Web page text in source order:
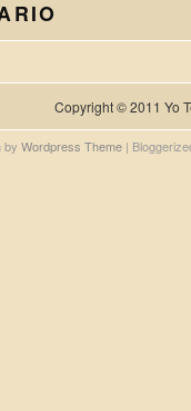
Copyright © 2011 Yo
by Wordpress Theme|